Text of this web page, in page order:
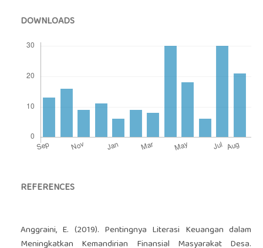
DOWNLOADS
REFERENCES
Anggraini, E. (2019). Pentingnya Literasi Keuangan dalam
Meningkatkan Kemandirian Finansial Masyarakat Desa.